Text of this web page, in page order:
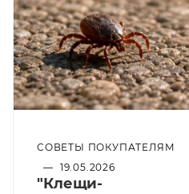
СОВЕТЫ ПОКУПАТЕЛЯМ
— 19.05.2026
"Клещи-